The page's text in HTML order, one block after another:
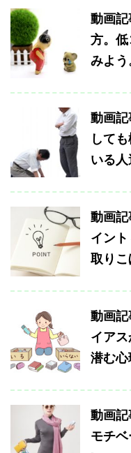
動画記
方。
みよう
動画
して
いる人
動画
イン
取りこ
動画
イア
潜む心
動画記
モチ